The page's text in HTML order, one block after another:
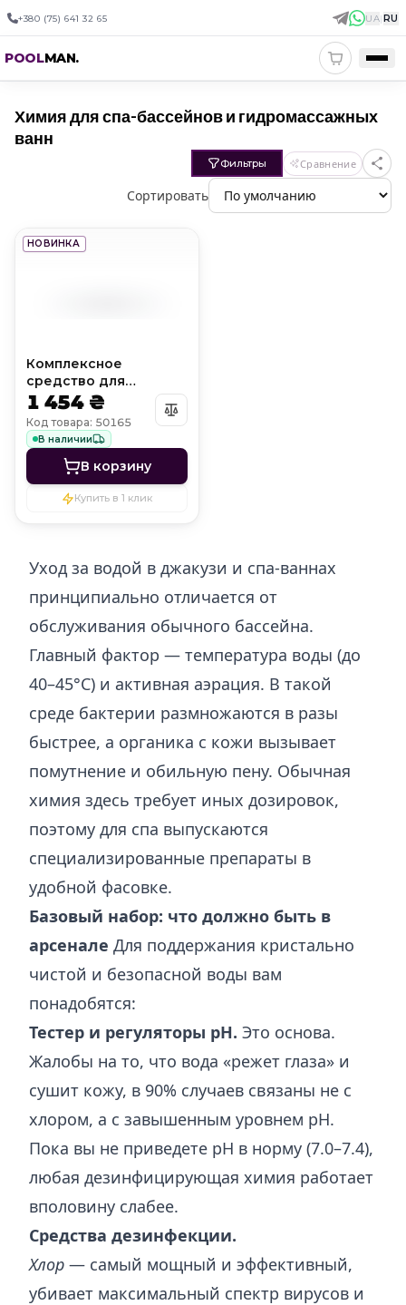
+380 (75) 641 32 65 UA|RU
POOLMAN.
Химия для спа-бассейнов и гидромассажных
ванн
Фильтры Сравнение
Сортировать
НОВИНКА
Комплексное
средство для
обслуживания СПА 7 в
1 SPA Complex
1 454 ₴
Код товара: 50165
В наличии
В корзину
Купить в 1 клик
Уход за водой в джакузи и спа-ваннах
принципиально отличается от
обслуживания обычного бассейна.
Главный фактор — температура воды (до
40–45°C) и активная аэрация. В такой
среде бактерии размножаются в разы
быстрее, а органика с кожи вызывает
помутнение и обильную пену. Обычная
химия здесь требует иных дозировок,
поэтому для спа выпускаются
специализированные препараты в
удобной фасовке.
Базовый набор: что должно быть в
арсенале Для поддержания кристально
чистой и безопасной воды вам
понадобятся:
Тестер и регуляторы pH. Это основа.
Жалобы на то, что вода «режет глаза» и
сушит кожу, в 90% случаев связаны не с
хлором, а с завышенным уровнем pH.
Пока вы не приведете pH в норму (7.0–7.4),
любая дезинфицирующая химия работает
вполовину слабее.
Средства дезинфекции.
Хлор — самый мощный и эффективный,
убивает максимальный спектр вирусов и